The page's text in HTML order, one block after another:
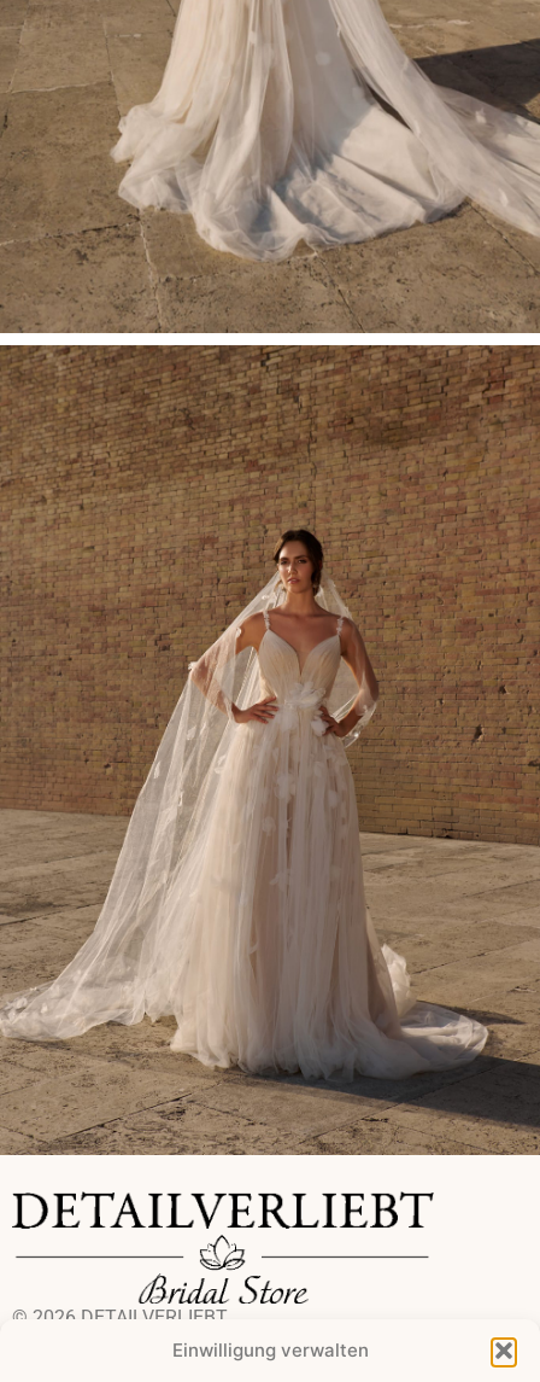
Einwilligung verwalten
© 2026 DETAILVERLIEBT
Bridal Store by Jeannette Löffler